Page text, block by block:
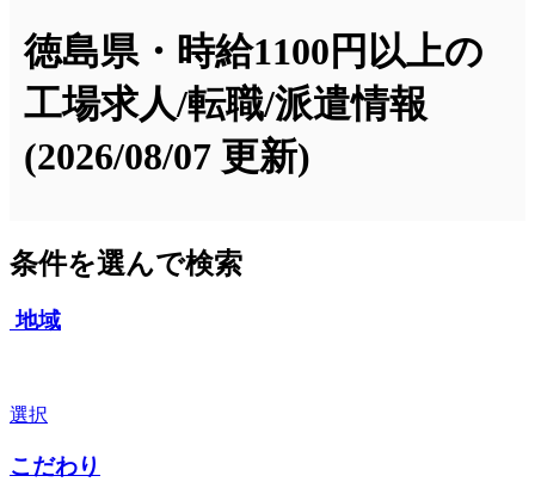
徳島県・時給1100円以上の
工場求人/転職/派遣情報
(2026/08/07 更新)
条件を選んで検索
地域
選択
こだわり